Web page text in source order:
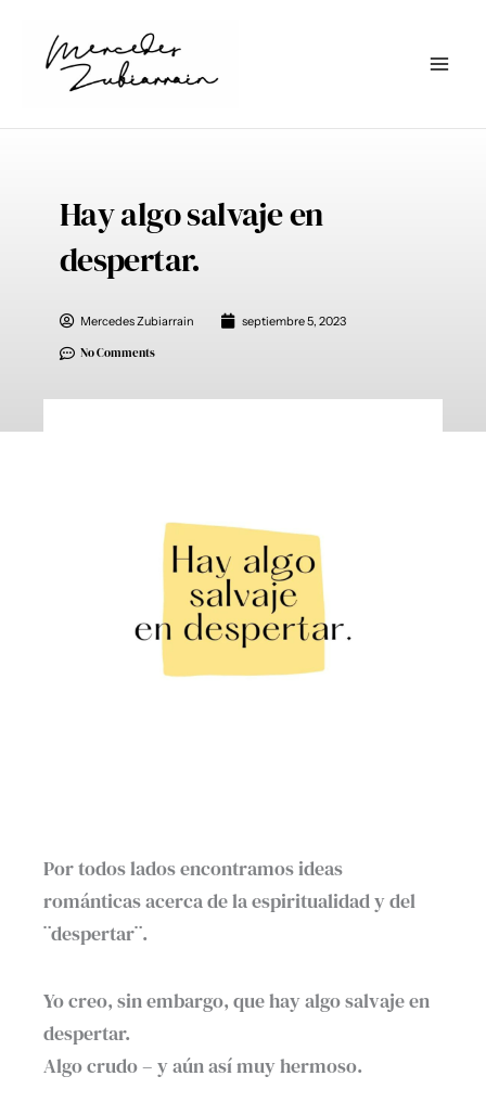
contenido
Hay algo salvaje en
despertar.
Mercedes Zubiarrain septiembre 5, 2023
No Comments
Por todos lados encontramos ideas
románticas acerca de la espiritualidad y del
¨despertar¨.
Yo creo, sin embargo, que hay algo salvaje en
despertar.
Algo crudo – y aún así muy hermoso.